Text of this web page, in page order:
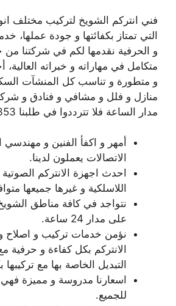
فني انتركم الشويخ لتركيب مختلف
التي تمتاز بكفائتها و جودة عملها،
و الحرفية نقدمها لكم في شركتنا
متكامل في مهاراته و خبراته العالية،
و متطورة و تناسب كل المنشآت
منازل و فلل و مشافي و فنادق و
مدار الساعة فلا تترددوا في طلبنا 52227353.
أمهر و اكفأ الفنين و مهندسي
الاتصالات يعملون لدينا.
احدث اجهزة الانتركم الصوتية
اللاسلكية و غيرها جميعها
نتواجد في كافة مناطق
على مدار 24 ساعة.
نؤمن خدمات تركيب و اصلاح
الانتركم بكل كفاءة و حرفية
التبديل الخاصة بها مع تركيبها
اسعارنا مدروسة و مميزة
للجميع.